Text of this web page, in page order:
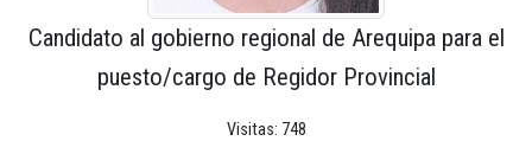
Candidato al gobierno regional de Arequipa para el
puesto/cargo de Regidor Provincial
Visitas: 748